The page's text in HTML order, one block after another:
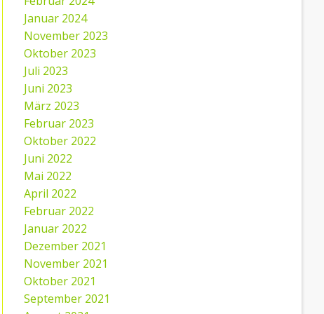
Januar 2024
November 2023
Oktober 2023
Juli 2023
Juni 2023
März 2023
Februar 2023
Oktober 2022
Juni 2022
Mai 2022
April 2022
Februar 2022
Januar 2022
Dezember 2021
November 2021
Oktober 2021
September 2021